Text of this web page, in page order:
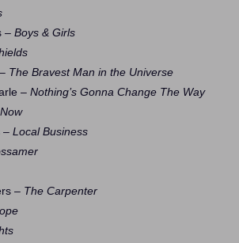
–Boys & Girls
The Bravest Man in the Universe
–Nothing’s Gonna Change The Way
–Local Business
– The Carpenter